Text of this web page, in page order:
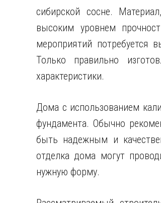
сибирской сосне.
высоким уровнем
мероприятий потребуется
Только правильно
характеристики.
Дома с использованием
фундамента. Обычно
быть надежным и
отделка дома могут
нужную форму.